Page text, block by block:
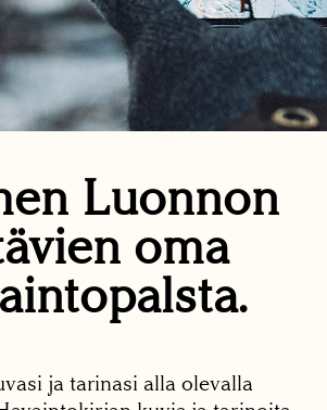
Luonnon
oma
ja tarinasi alla olevalla